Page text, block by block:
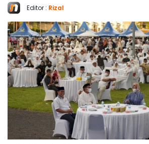
Editor : Rizal